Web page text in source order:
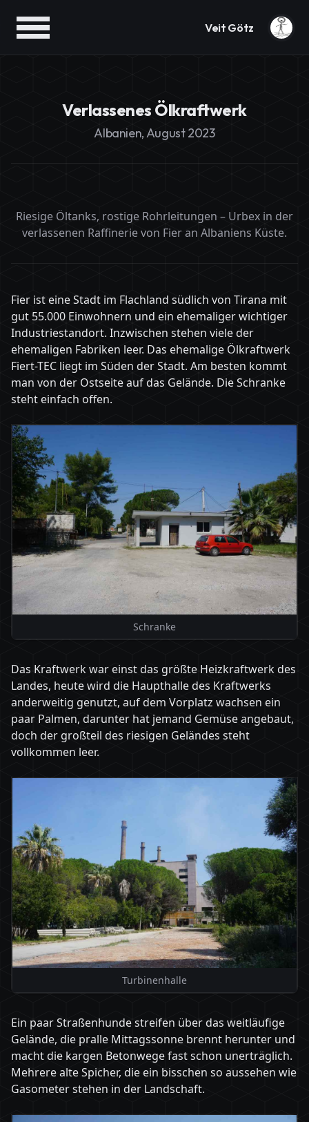
Veit Götz
Verlassenes Ölkraftwerk
Albanien, August 2023
Riesige Öltanks, rostige Rohrleitungen – Urbex in der
verlassenen Raffinerie von Fier an Albaniens Küste.
Fier ist eine Stadt im Flachland südlich von Tirana mit
gut 55.000 Einwohnern und ein ehemaliger wichtiger
Industriestandort. Inzwischen stehen viele der
ehemaligen Fabriken leer. Das ehemalige Ölkraftwerk
Fiert-TEC liegt im Süden der Stadt. Am besten kommt
man von der Ostseite auf das Gelände. Die Schranke
steht einfach offen.
Schranke
Das Kraftwerk war einst das größte Heizkraftwerk des
Landes, heute wird die Haupthalle des Kraftwerks
anderweitig genutzt, auf dem Vorplatz wachsen ein
paar Palmen, darunter hat jemand Gemüse angebaut,
doch der großteil des riesigen Geländes steht
vollkommen leer.
Turbinenhalle
Ein paar Straßenhunde streifen über das weitläufige
Gelände, die pralle Mittagssonne brennt herunter und
macht die kargen Betonwege fast schon unerträglich.
Mehrere alte Spicher, die ein bisschen so aussehen wie
Gasometer stehen in der Landschaft.